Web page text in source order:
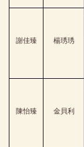
謝佳臻 楊琇琇
陳怡臻 金貝利